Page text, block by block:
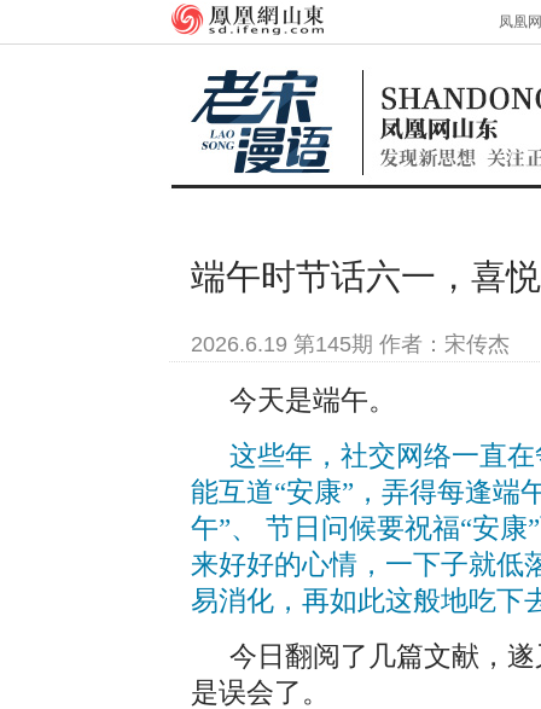
凤凰
端午时节话六一，喜
2026.6.19 第145期 作者：宋传杰
今天是端午。
这些年，社交网络一直
能互道“安康”，弄得每逢端
午”、 节日问候要祝福“安
来好好的心情，一下子就低
易消化，再如此这般地吃下
今日翻阅了几篇文献，
是误会了。